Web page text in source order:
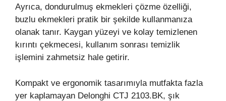
Ayrıca, dondurulmuş ekmekleri çözme özelliği,
buzlu ekmekleri pratik bir şekilde kullanmanıza
olanak tanır. Kaygan yüzeyi ve kolay temizlenen
kırıntı çekmecesi, kullanım sonrası temizlik
işlemini zahmetsiz hale getirir.
Kompakt ve ergonomik tasarımıyla mutfakta fazla
yer kaplamayan Delonghi CTJ 2103.BK, şık